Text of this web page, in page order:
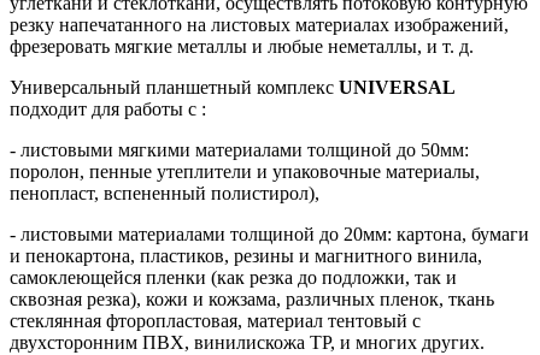
резку напечатанного на листовых материалах изображений,
фрезеровать мягкие металлы и любые неметаллы, и т. д.
Универсальный планшетный комплекс UNIVERSAL
подходит для работы с :
- листовыми мягкими материалами толщиной до 50мм:
поролон, пенные утеплители и упаковочные материалы,
пенопласт, вспененный полистирол),
- листовыми материалами толщиной до 20мм: картона, бумаги
и пенокартона, пластиков, резины и магнитного винила,
самоклеющейся пленки (как резка до подложки, так и
сквозная резка), кожи и кожзама, различных пленок, ткань
стеклянная фторопластовая, материал тентовый с
двухсторонним ПВХ, винилискожа ТР, и многих других.